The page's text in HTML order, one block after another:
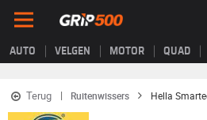
AUTO VELGEN MOTOR QUAD
Terug Ruitenwissers Hella